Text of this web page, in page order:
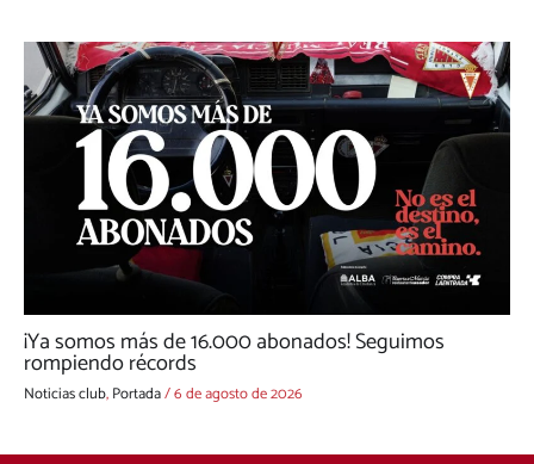
¡Ya somos más de 16.000 abonados! Seguimos
rompiendo récords
Noticias club,Portada/6 de agosto de 2026